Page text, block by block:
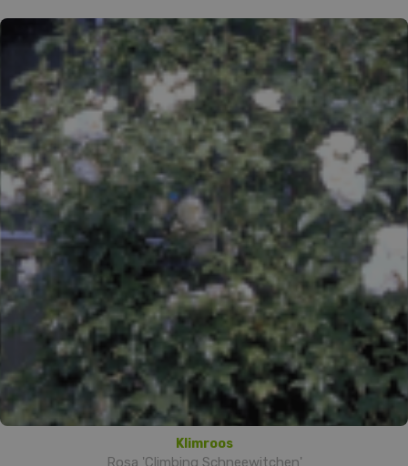
Klimroos
Rosa 'Climbing Schneewitchen'